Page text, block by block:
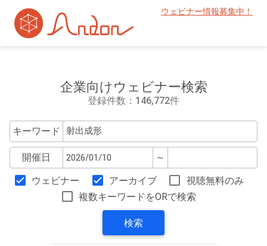
ウェビナー情報募集中！
企業向けウェビナー検索
登録件数：146,772件
キーワード
開催日 ～
ウェビナー アーカイブ
視聴無料のみ
複数キーワードをORで検索
検索